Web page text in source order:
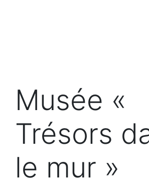
Musée «
Trésors
le mur »